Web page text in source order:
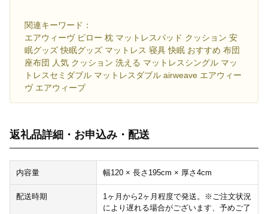
関連キーワード：
エアウィーヴ ピロー 枕 マットレスパッド クッション 安
眠グッズ 快眠グッズ マットレス 寝具 快眠 おすすめ 布団
座布団 人気 クッション 洗える マットレスシングル マッ
トレスセミダブル マットレスダブル airweave エアウィー
ヴ エアウィーブ
返礼品詳細・お申込み・配送
内容量 幅120 × 長さ195cm × 厚さ4cm
配送時期
1ヶ月から2ヶ月程度で発送。※ご注文状況
により遅れる場合がございます、予めご了